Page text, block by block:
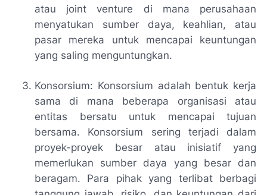
atau joint venture di mana perusahaan
menyatukan sumber daya, keahlian, atau
pasar mereka untuk mencapai keuntungan
yang saling menguntungkan.
Konsorsium: Konsorsium adalah bentuk kerja
sama di mana beberapa organisasi atau
entitas bersatu untuk mencapai tujuan
bersama. Konsorsium sering terjadi dalam
proyek-proyek besar atau inisiatif yang
memerlukan sumber daya yang besar dan
beragam. Para pihak yang terlibat berbagi